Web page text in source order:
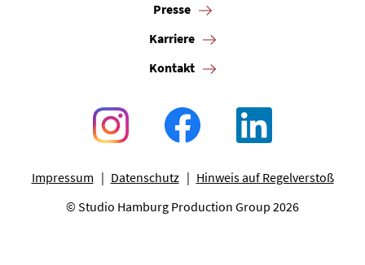
Presse
Karriere
Kontakt
Impressum Datenschutz
Hinweis auf Regelverstoß
© Studio Hamburg Production Group 2026